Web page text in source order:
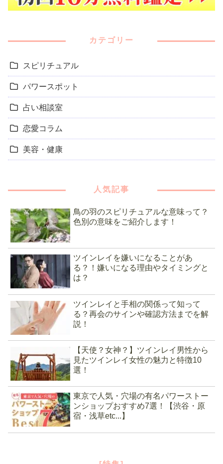
カテゴリー
スピリチュアル
パワースポット
占い相談室
恋愛コラム
美容・健康
人気記事
鳥の羽のスピリチュアルな意味って？
色別の意味をご紹介します！
ツインレイを嫌いになることがあ
る？！嫌いになる理由やタイミングと
は？
ツインレイと手相の関係って知って
る？再会のサインや確認方法までを解
説！
【天使？女神？】ツインレイ男性から
見たツインレイ女性の魅力と特徴10
選！
東京で人気・穴場の有名パワーストー
ンショップおすすめ7選！【渋谷・原
宿・浅草etc...】